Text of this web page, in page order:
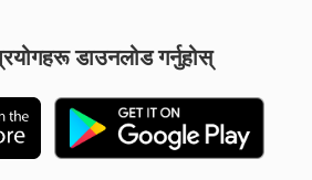
डाउनलोड गर्नुहोस्